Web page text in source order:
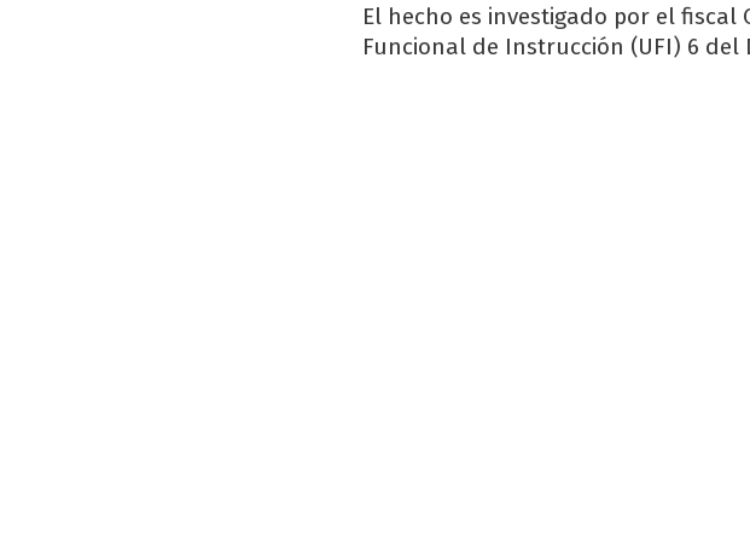
El hecho es investigado por el fiscal
Funcional de Instrucción (UFI) 6 del